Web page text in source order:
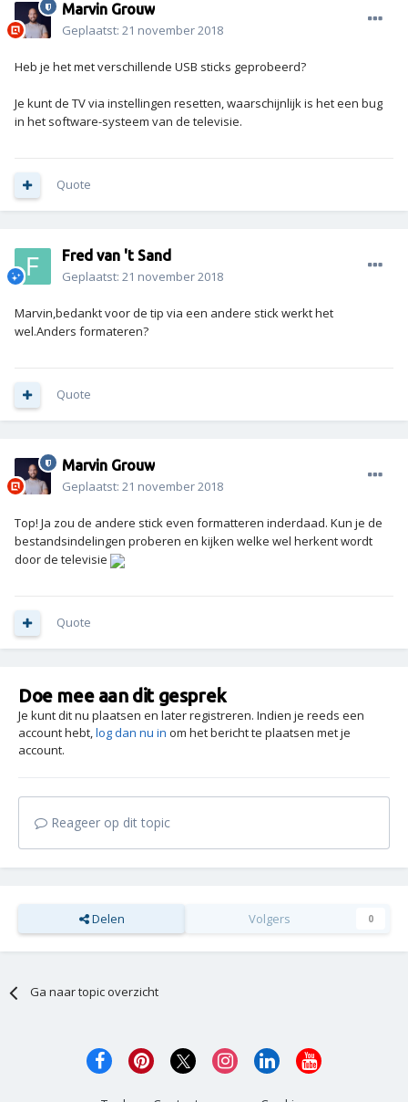
Marvin Grouw
Geplaatst: 21 november 2018
Heb je het met verschillende USB sticks geprobeerd?
Je kunt de TV via instellingen resetten, waarschijnlijk is het een bug
in het software-systeem van de televisie.
Quote
Fred van 't Sand
Geplaatst: 21 november 2018
Marvin,bedankt voor de tip via een andere stick werkt het
wel.Anders formateren?
Quote
Marvin Grouw
Geplaatst: 21 november 2018
Top! Ja zou de andere stick even formatteren inderdaad. Kun je de
bestandsindelingen proberen en kijken welke wel herkent wordt
door de televisie
Quote
Doe mee aan dit gesprek
Je kunt dit nu plaatsen en later registreren. Indien je reeds een
account hebt,log dan nu in om het bericht te plaatsen met je
account.
Reageer op dit topic
Delen Volgers 0
Ga naar topic overzicht